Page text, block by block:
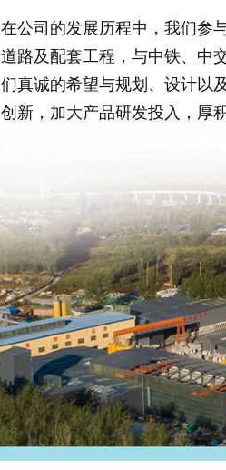
在公司的发展历程中，我们参
道路及配套工程，与中铁、中
们真诚的希望与规划、设计以
创新，加大产品研发投入，厚